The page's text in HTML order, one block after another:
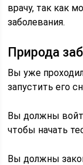
врачу, так как
заболевания.
Природа
Вы уже
запустить его
Вы должны
чтобы начать
Вы должны